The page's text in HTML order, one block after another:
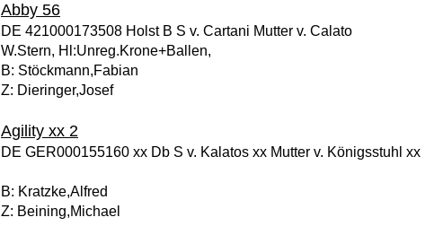
Abby 56
DE 421000173508 Holst B S v. Cartani Mutter v. Calato
W.Stern, Hl:Unreg.Krone+Ballen,
B: Stöckmann,Fabian
Z: Dieringer,Josef
Agility xx 2
DE GER000155160 xx Db S v. Kalatos xx Mutter v. Königsstuhl xx
B: Kratzke,Alfred
Z: Beining,Michael